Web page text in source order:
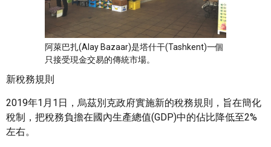
阿萊巴扎(Alay Bazaar)是塔什干(Tashkent)一個
只接受現金交易的傳統市場。
新稅務規則
2019年1月1日，烏茲別克政府實施新的稅務規則，旨在簡化
稅制，把稅務負擔在國內生產總值(GDP)中的佔比降低至2%
左右。